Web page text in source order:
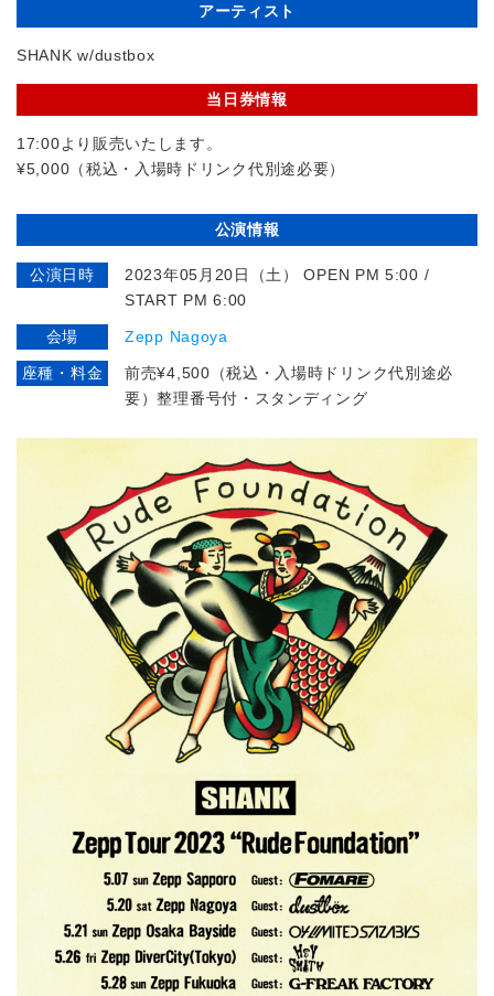
アーティスト
SHANK w/dustbox
当日券情報
17:00より販売いたします。
¥5,000（税込・入場時ドリンク代別途必要）
公演情報
公演日時
2023年05月20日（土） OPEN PM 5:00 /
START PM 6:00
会場 Zepp Nagoya
座種・料金
前売¥4,500（税込・入場時ドリンク代別途必
要）整理番号付・スタンディング